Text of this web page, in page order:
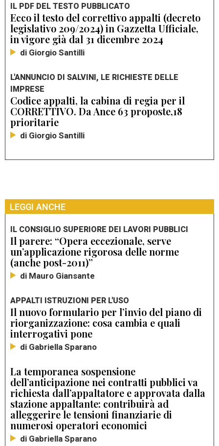
IL PDF DEL TESTO PUBBLICATO
Ecco il testo del correttivo appalti (decreto
legislativo 209/2024) in Gazzetta Ufficiale,
in vigore già dal 31 dicembre 2024
di Giorgio Santilli
L'ANNUNCIO DI SALVINI, LE RICHIESTE DELLE
IMPRESE
Codice appalti, la cabina di regia per il
CORRETTIVO. Da Ance 63 proposte,18
prioritarie
di Giorgio Santilli
LEGGI ANCHE
IL CONSIGLIO SUPERIORE DEI LAVORI PUBBLICI
Il parere: “Opera eccezionale, serve
un’applicazione rigorosa delle norme
(anche post-2011)”
di Mauro Giansante
APPALTI ISTRUZIONI PER L'USO
Il nuovo formulario per l’invio del piano di
riorganizzazione: cosa cambia e quali
interrogativi pone
di Gabriella Sparano
La temporanea sospensione
dell’anticipazione nei contratti pubblici va
richiesta dall’appaltatore e approvata dalla
stazione appaltante: contribuirà ad
alleggerire le tensioni finanziarie di
numerosi operatori economici
di Gabriella Sparano